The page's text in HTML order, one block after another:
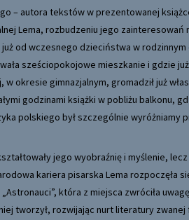
– autora tekstów w prezentowanej
Lema, rozbudzeniu jego
od wczesnego dzieciństwa w
sześciopokojowe mieszkanie i gdzie
w okresie gimnazjalnym, gromadził już
godzinami książki w pobliżu balkonu,
polskiego był szczególnie wyróżniamy
jego wyobraźnię i myślenie,
kariera pisarska Lema rozpoczęła
która z miejsca zwróciła
tworzył, rozwijając nurt literatury